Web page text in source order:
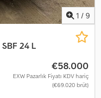
1 / 9
SBF 24 L
€58.000
EXW Pazarlık Fiyatı KDV hariç
(€69.020 brüt)